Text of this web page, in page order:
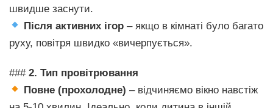
швидше заснути.
Після активних ігор – якщо в кімнаті було багато
руху, повітря швидко «вичерпується».
### 2. Тип провітрювання
Повне (прохолодне) – відчиняємо вікно навстіж